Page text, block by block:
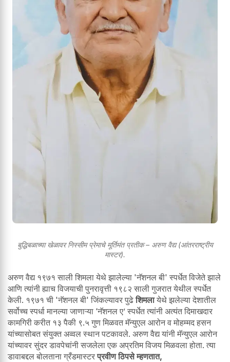
बुद्धिबळाच्या खेळावर निस्सीम प्रेमाचे मूर्तिमंत प्रतीक – अरुण वैद्य (आंतरराष्ट्रीय
मास्टर).
अरुण वैद्य १९७१ साली शिमला येथे झालेल्या 'नॅशनल बी' स्पर्धेत विजेते झाले
आणि त्यांनी ह्याच विजयाची पुनरावृत्ती १९८२ साली गुजरात येथील स्पर्धेत
केली. १९७१ ची 'नॅशनल बी' जिंकल्यावर पुढेशिमलायेथे झलेल्या देशातील
सर्वोच्च स्पर्धा मानल्या जाणाऱ्या ‘नॅशनल ए’ स्पर्धेत त्यांनी अत्यंत दिमाखदार
कामगिरी करीत १३ पैकी ९.५ गुण मिळवत मॅन्युएल आरोन व मोहम्मद हसन
यांच्यासोबत संयुक्त अव्वल स्थान पटकावले. अरुण वैद्य यांनी मॅन्युएल आरोन
यांच्यावर सुंदर डावपेचांनी सजलेला एक अप्रतिम विजय मिळवला होता. त्या
डावाबद्दल बोलताना ग्रँडमास्टरप्रवीण ठिपसे म्हणतात,